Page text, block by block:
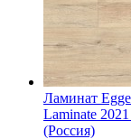
Ламинат
Laminate
(Россия)